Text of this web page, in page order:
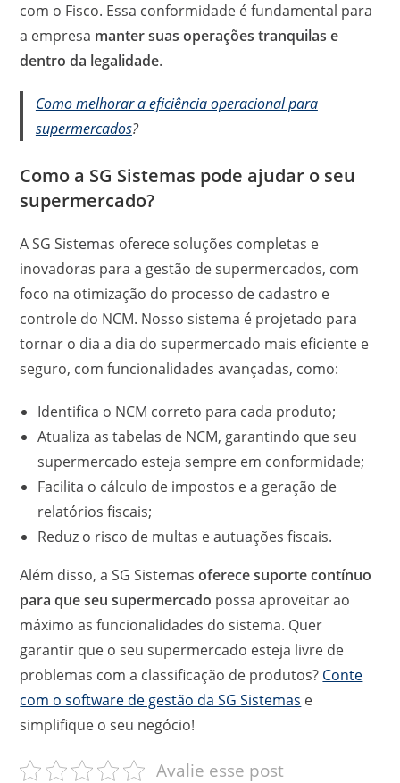
com o Fisco. Essa conformidade é fundamental para
a empresa manter suas operações tranquilas e
dentro da legalidade.
Como melhorar a eficiência operacional para
supermercados?
Como a SG Sistemas pode ajudar o seu
supermercado?
A SG Sistemas oferece soluções completas e
inovadoras para a gestão de supermercados, com
foco na otimização do processo de cadastro e
controle do NCM. Nosso sistema é projetado para
tornar o dia a dia do supermercado mais eficiente e
seguro, com funcionalidades avançadas, como:
Identifica o NCM correto para cada produto;
Atualiza as tabelas de NCM, garantindo que seu
supermercado esteja sempre em conformidade;
Facilita o cálculo de impostos e a geração de
relatórios fiscais;
Reduz o risco de multas e autuações fiscais.
Além disso, a SG Sistemasoferece suporte contínuo
para que seu supermercado possa aproveitar ao
máximo as funcionalidades do sistema. Quer
garantir que o seu supermercado esteja livre de
problemas com a classificação de produtos? Conte
com o software de gestão da SG Sistemas e
simplifique o seu negócio!
Avalie esse post